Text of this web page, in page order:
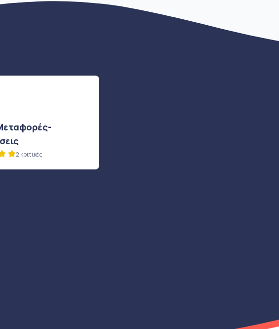
2 κριτικές